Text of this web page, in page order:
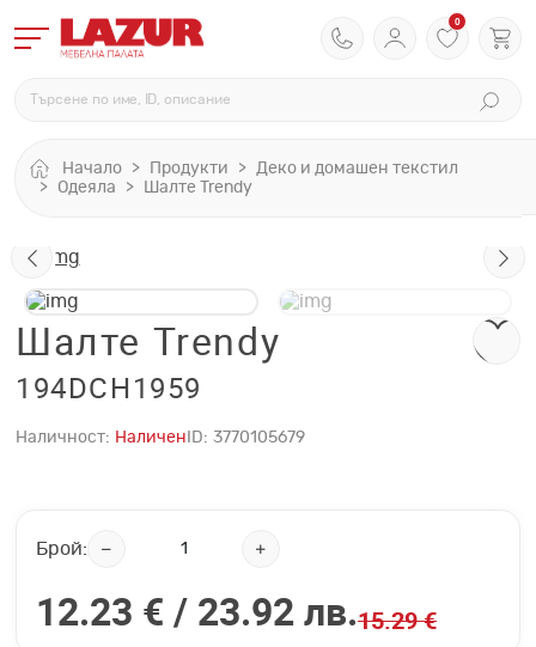
0
Начало Продукти
Деко и домашен текстил
Одеяла
Шалте Trendy
Шалте Trendy
194DCH1959
Наличност: Наличен ID: 3770105679
Брой:
12.23 € / 23.92 лв.15.29 €